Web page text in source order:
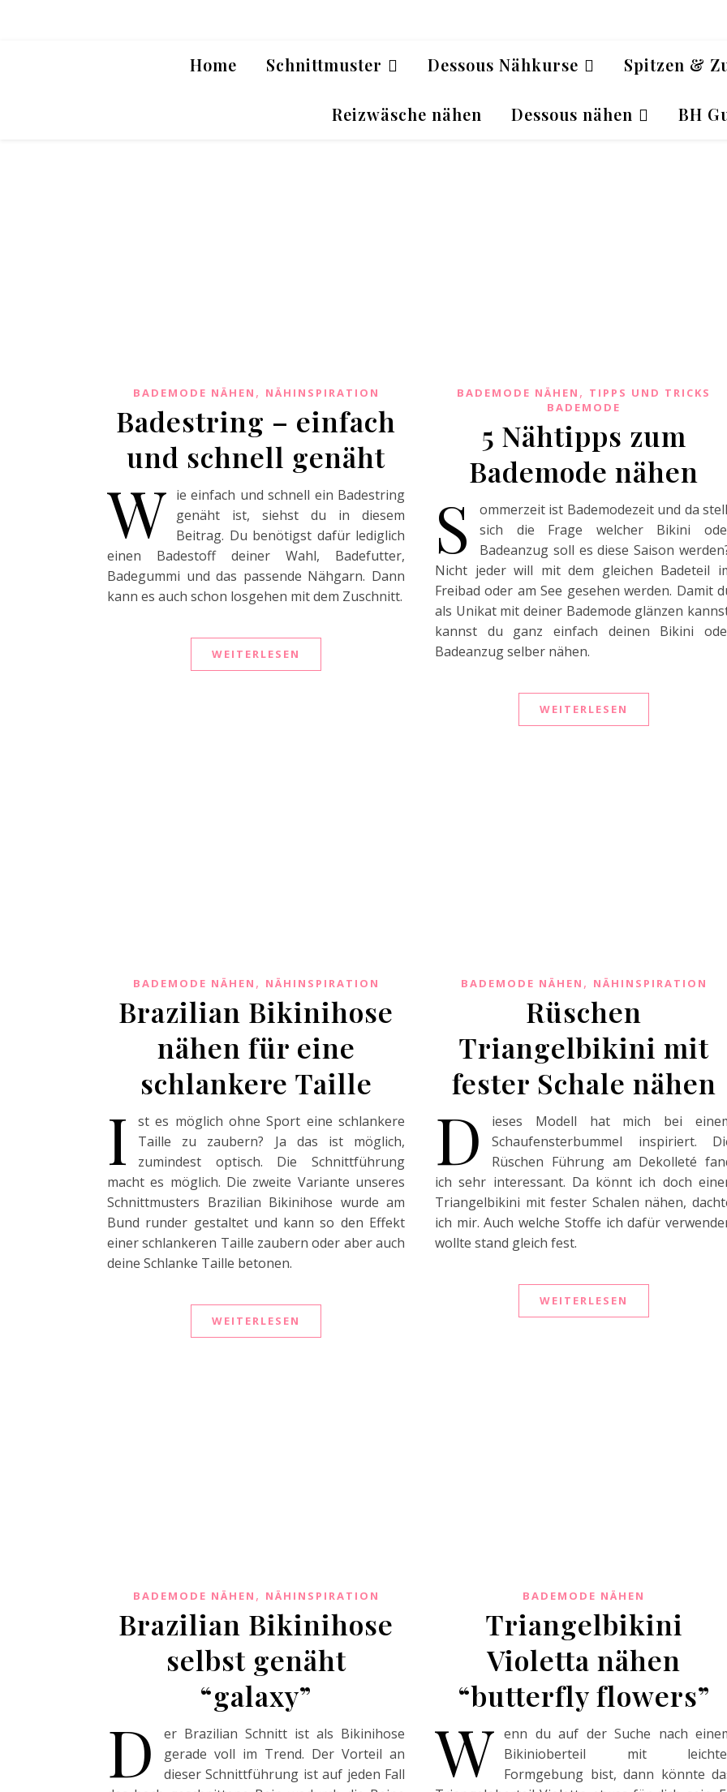
Home Schnittmuster Dessous Nähkurse Spitzen &
Reizwäsche nähen Dessous nähen BH
BADEMODE NÄHEN , NÄHINSPIRATION
Badestring – einfach
und schnell genäht
W ie einfach und schnell ein Badestring
genäht ist, siehst du in diesem
Beitrag. Du benötigst dafür lediglich
einen Badestoff deiner Wahl, Badefutter,
Badegummi und das passende Nähgarn. Dann
kann es auch schon losgehen mit dem Zuschnitt.
WEITERLESEN
BADEMODE NÄHEN , TIPPS UND TRICKS
BADEMODE
5 Nähtipps zum
Bademode nähen
S
ommerzeit ist Bademodezeit und da
sich die Frage welcher Bikini
Badeanzug soll es diese Saison
Nicht jeder will mit dem gleichen Badeteil
Freibad oder am See gesehen werden. Damit
als Unikat mit deiner Bademode glänzen
kannst du ganz einfach deinen Bikini
Badeanzug selber nähen.
WEITERLESEN
BADEMODE NÄHEN , NÄHINSPIRATION
Brazilian Bikinihose
nähen für eine
schlankere Taille
I
st es möglich ohne Sport eine schlankere
Taille zu zaubern? Ja das ist möglich,
zumindest optisch. Die Schnittführung
macht es möglich. Die zweite Variante unseres
Schnittmusters Brazilian Bikinihose wurde am
Bund runder gestaltet und kann so den Effekt
einer schlankeren Taille zaubern oder aber auch
deine Schlanke Taille betonen.
WEITERLESEN
BADEMODE NÄHEN , NÄHINSPIRATION
Rüschen
Triangelbikini mit
fester Schale nähen
D
ieses Modell hat mich bei
Schaufensterbummel inspiriert.
Rüschen Führung am Dekolleté
ich sehr interessant. Da könnt ich doch
Triangelbikini mit fester Schalen nähen,
ich mir. Auch welche Stoffe ich dafür
wollte stand gleich fest.
WEITERLESEN
BADEMODE NÄHEN , NÄHINSPIRATION
Brazilian Bikinihose
selbst genäht
“galaxy”
D
er Brazilian Schnitt ist als Bikinihose
gerade voll im Trend. Der Vorteil an
dieser Schnittführung ist auf jeden Fall
BADEMODE NÄHEN
Triangelbikini
Violetta nähen
“butterfly flowers”
W enn du auf der Suche nach
Bikinioberteil mit
Formgebung bist, dann könnte